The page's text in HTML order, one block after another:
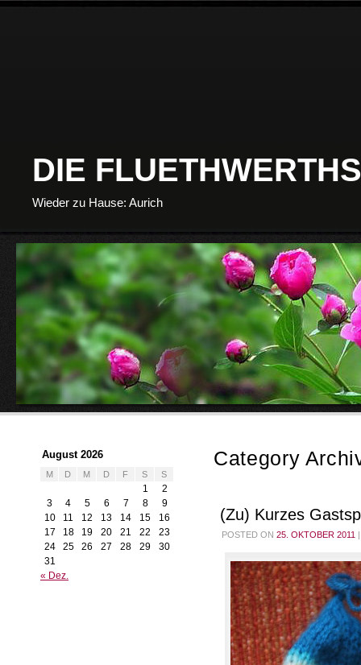
DIE
Wieder zu Hause: Aurich
Category
(Zu) Kurzes
POSTED ON 25. OKTOBER 2011 |
August 2026
M D M D F S S
1
2
3
4 5 6 7 8
9
10
11 12 13 14 15
16
17
18 19 20 21 22
23
24
25 26 27 28 29
30
31
« Dez.